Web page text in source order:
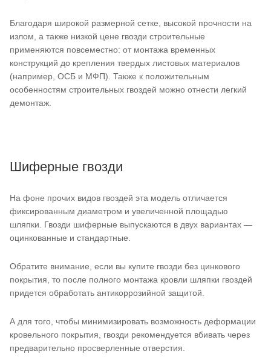
Благодаря широкой размерной сетке, высокой прочности на
излом, а также низкой цене гвозди строительные
применяются повсеместно: от монтажа временных
конструкций до крепления твердых листовых материалов
(например, ОСБ и МФП). Также к положительным
особенностям строительных гвоздей можно отнести легкий
демонтаж.
Шиферные гвозди
На фоне прочих видов гвоздей эта модель отличается
фиксированным диаметром и увеличенной площадью
шляпки. Гвозди шиферные выпускаются в двух вариантах —
оцинкованные и стандартные.
Обратите внимание, если вы купите гвозди без цинкового
покрытия, то после полного монтажа кровли шляпки гвоздей
придется обработать антикоррозийной защитой.
А для того, чтобы минимизировать возможность деформации
кровельного покрытия, гвозди рекомендуется вбивать через
предварительно просверленные отверстия.